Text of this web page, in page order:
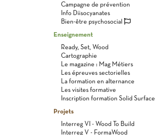
Campagne de prévention
Info Diisocyanates
Bien-être psychosocial
Enseignement
Ready, Set, Wood
Cartographie
Le magazine : Mag Métiers
Les épreuves sectorielles
La formation en alternance
Les visites formative
Inscription formation Solid Surface
Projets
Interreg VI - Wood To Build
Interreg V - FormaWood